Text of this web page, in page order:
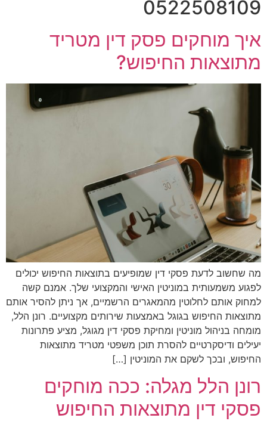
0522508109
איך מוחקים פסק דין מטריד
מתוצאות החיפוש?
מה שחשוב לדעת פסקי דין שמופיעים בתוצאות החיפוש יכולים
לפגוע משמעותית במוניטין האישי והמקצועי שלך. אמנם קשה
למחוק אותם לחלוטין מהמאגרים הרשמיים, אך ניתן להסיר אותם
מתוצאות החיפוש בגוגל באמצעות שירותים מקצועיים. רונן הלל,
מומחה בניהול מוניטין ומחיקת פסקי דין מגוגל, מציע פתרונות
יעילים ודיסקרטיים להסרת תוכן משפטי מטריד מתוצאות
החיפוש, ובכך לשקם את המוניטין […]
רונן הלל מגלה: ככה מוחקים
פסקי דין מתוצאות החיפוש